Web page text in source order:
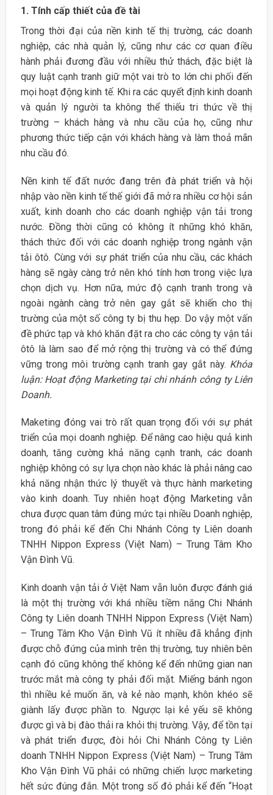
1. Tính cấp thiết của đề tài
Trong thời đại của nền kinh tế thị trường, các doanh
nghiệp, các nhà quản lý, cũng như các cơ quan điều
hành phải đương đầu với nhiều thử thách, đặc biệt là
quy luật cạnh tranh giữ một vai trò to lớn chi phối đến
mọi hoạt động kinh tế. Khi ra các quyết định kinh doanh
và quản lý người ta không thể thiếu tri thức về thị
trường – khách hàng và nhu cầu của họ, cũng như
phương thức tiếp cận với khách hàng và làm thoả mãn
nhu cầu đó.
Nền kinh tế đất nước đang trên đà phát triển và hội
nhập vào nền kinh tế thế giới đã mở ra nhiều cơ hội sản
xuất, kinh doanh cho các doanh nghiệp vận tải trong
nước. Đồng thời cũng có không ít những khó khăn,
thách thức đối với các doanh nghiệp trong ngành vận
tải ôtô. Cùng với sự phát triển của nhu cầu, các khách
hàng sẽ ngày càng trở nên khó tính hơn trong việc lựa
chọn dịch vụ. Hơn nữa, mức độ cạnh tranh trong và
ngoài ngành càng trở nên gay gắt sẽ khiến cho thị
trường của một số công ty bị thu hẹp. Do vậy một vấn
đề phức tạp và khó khăn đặt ra cho các công ty vận tải
ôtô là làm sao để mở rộng thị trường và có thể đứng
vững trong môi trường cạnh tranh gay gắt này. Khóa
luận: Hoạt động Marketing tại chi nhánh công ty Liên
Doanh.
Maketing đóng vai trò rất quan trọng đối với sự phát
triển của mọi doanh nghiệp. Để nâng cao hiệu quả kinh
doanh, tăng cường khả năng cạnh tranh, các doanh
nghiệp không có sự lựa chọn nào khác là phải nâng cao
khả năng nhận thức lý thuyết và thực hành marketing
vào kinh doanh. Tuy nhiên hoạt động Marketing vẫn
chưa được quan tâm đúng mức tại nhiều Doanh nghiệp,
trong đó phải kể đến Chi Nhánh Công ty Liên doanh
TNHH Nippon Express (Việt Nam) – Trung Tâm Kho
Vận Đình Vũ.
Kinh doanh vận tải ở Việt Nam vẫn luôn được đánh giá
là một thị trường với khá nhiều tiềm năng Chi Nhánh
Công ty Liên doanh TNHH Nippon Express (Việt Nam)
– Trung Tâm Kho Vận Đình Vũ ít nhiều đã khẳng định
được chỗ đứng của mình trên thị trường, tuy nhiên bên
cạnh đó cũng không thể không kể đến những gian nan
trước mắt mà công ty phải đối mặt. Miếng bánh ngon
thì nhiều kẻ muốn ăn, và kẻ nào mạnh, khôn khéo sẽ
giành lấy được phần to. Ngược lại kẻ yếu sẽ không
được gì và bị đào thải ra khỏi thị trường. Vậy, để tồn tại
và phát triển được, đòi hỏi Chi Nhánh Công ty Liên
doanh TNHH Nippon Express (Việt Nam) – Trung Tâm
Kho Vận Đình Vũ phải có những chiến lược marketing
hết sức đúng đắn. Một trong số đó phải kể đến “Hoạt